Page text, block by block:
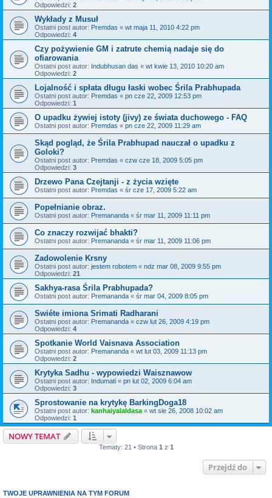
Odpowiedzi: 2
Wykłady z Musuł
Ostatni post autor: Premdas « wt maja 11, 2010 4:22 pm
Odpowiedzi: 4
Czy pożywienie GM i zatrute chemią nadaje się do
ofiarowania
Ostatni post autor: Indubhusan das « wt kwie 13, 2010 10:20 am
Odpowiedzi: 2
Lojalność i spłata długu łaski wobec Śrila Prabhupada
Ostatni post autor: Premdas « pn cze 22, 2009 12:53 pm
Odpowiedzi: 1
O upadku żywiej istoty (jivy) ze świata duchowego - FAQ
Ostatni post autor: Premdas « pn cze 22, 2009 11:29 am
Skąd pogląd, że Śrila Prabhupad nauczał o upadku z
Goloki?
Ostatni post autor: Premdas « czw cze 18, 2009 5:05 pm
Odpowiedzi: 3
Drzewo Pana Czejtanji - z życia wzięte
Ostatni post autor: Premdas « śr cze 17, 2009 5:22 am
Popełnianie obraz.
Ostatni post autor: Premananda « śr mar 11, 2009 11:11 pm
Co znaczy rozwijać bhakti?
Ostatni post autor: Premananda « śr mar 11, 2009 11:06 pm
Zadowolenie Krsny
Ostatni post autor: jestem robotem « ndz mar 08, 2009 9:55 pm
Odpowiedzi: 21
Sakhya-rasa Śrila Prabhupada?
Ostatni post autor: Premananda « śr mar 04, 2009 8:05 pm
Swiéte imiona Srimati Radharani
Ostatni post autor: Premananda « czw lut 26, 2009 4:19 pm
Odpowiedzi: 4
Spotkanie World Vaisnava Association
Ostatni post autor: Premananda « wt lut 03, 2009 11:13 pm
Odpowiedzi: 2
Krytyka Sadhu - wypowiedzi Waisznawow
Ostatni post autor: Indumati « pn lut 02, 2009 6:04 am
Odpowiedzi: 3
Sprostowanie na krytykę BarkingDoga18
Ostatni post autor: kanhaiyalaldasa « wt sie 26, 2008 10:02 am
Odpowiedzi: 1
NOWY TEMAT
Tematy: 21 • Strona 1 z 1
Przejdź do
TWOJE UPRAWNIENIA NA TYM FORUM